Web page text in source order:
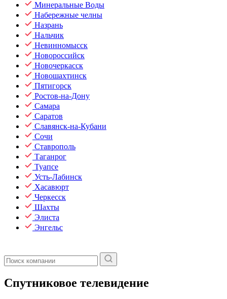
Минеральные Воды
Набережные челны
Назрань
Нальчик
Невинномысск
Новороссийск
Новочеркасск
Новошахтинск
Пятигорск
Ростов-на-Дону
Самара
Саратов
Славянск-на-Кубани
Сочи
Ставрополь
Таганрог
Туапсе
Усть-Лабинск
Хасавюрт
Черкесск
Шахты
Элиста
Энгельс
Спутниковое телевидение